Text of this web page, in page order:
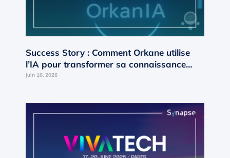
Success Story : Comment Orkane utilise
l’IA pour transformer sa connaissance
interne en moteur de croissance ?
juin 16, 2026